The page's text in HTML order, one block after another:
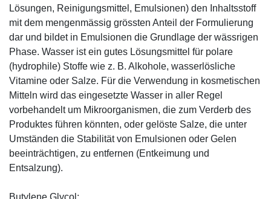
Lösungen, Reinigungsmittel, Emulsionen) den Inhaltsstoff
mit dem mengenmässig grössten Anteil der Formulierung
dar und bildet in Emulsionen die Grundlage der wässrigen
Phase. Wasser ist ein gutes Lösungsmittel für polare
(hydrophile) Stoffe wie z. B. Alkohole, wasserlösliche
Vitamine oder Salze. Für die Verwendung in kosmetischen
Mitteln wird das eingesetzte Wasser in aller Regel
vorbehandelt um Mikroorganismen, die zum Verderb des
Produktes führen könnten, oder gelöste Salze, die unter
Umständen die Stabilität von Emulsionen oder Gelen
beeinträchtigen, zu entfernen (Entkeimung und
Entsalzung).